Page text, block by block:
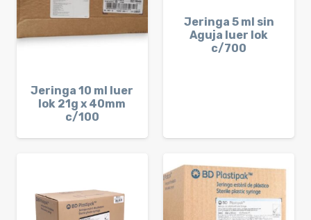
Jeringa 10 ml luer
lok 21g x 40mm
c/100
Jeringa 5 ml sin
Aguja luer lok
c/700